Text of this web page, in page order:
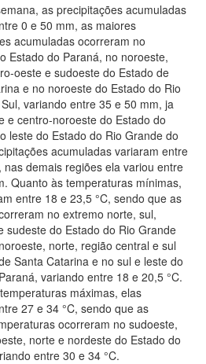
as precipitações acumuladas
0 e 50 mm, as maiores
acumuladas ocorreram no
Estado do Paraná, no noroeste,
oeste e sudoeste do Estado de
e no noroeste do Estado do Rio
variando entre 35 e 50 mm, ja
e centro-noroeste do Estado do
leste do Estado do Rio Grande do
acumuladas variaram entre
nas demais regiões ela variou entre
Quanto às temperaturas mínimas,
entre 18 e 23,5 °C, sendo que as
no extremo norte, sul,
sudeste do Estado do Rio Grande
norte, região central e sul
Santa Catarina e no sul e leste do
variando entre 18 e 20,5 °C.
máximas, elas
27 e 34 °C, sendo que as
ocorreram no sudoeste,
norte e nordeste do Estado do
entre 30 e 34 °C.